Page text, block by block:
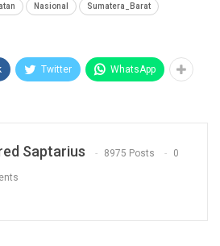
Nasional Sumatera_Barat
Twitter WhatsApp
Saptarius 8975 Posts 0